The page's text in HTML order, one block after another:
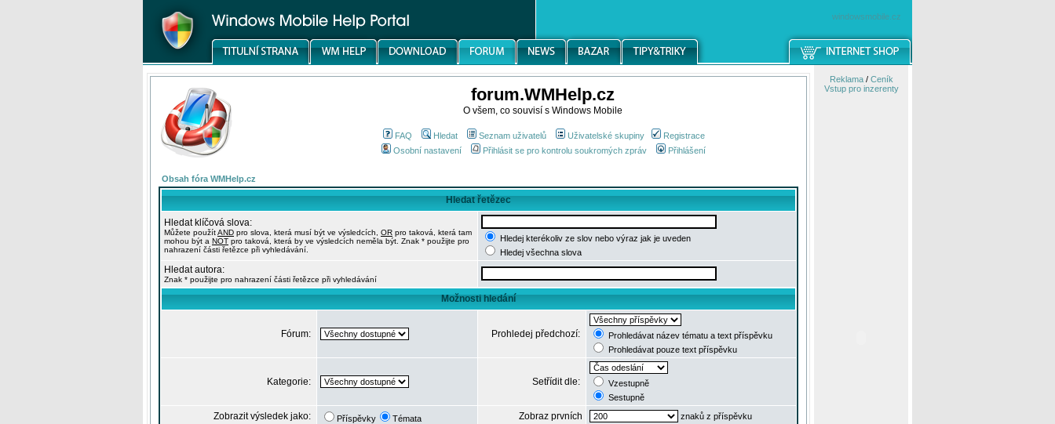
windowsmobile.cz
forum.WMHelp.cz
O všem, co souvisí s Windows Mobile
FAQ Hledat Seznam uživatelů Uživatelské skupiny
Registrace
Osobní nastavení
Přihlásit se pro kontrolu soukromých zpráv Přihlášení
Obsah fóra WMHelp.cz
Hledat řetězec
Hledat klíčová slova:
Můžete použítAND pro slova, která musí být ve výsledcích, OR pro taková, která tam
mohou být a NOT pro taková, která by ve výsledcích neměla být. Znak * použijte pro
nahrazení části řetězce při vyhledávání.
Hledej kterékoliv ze slov nebo výraz jak je uveden
Hledej všechna slova
Hledat autora:
Znak * použijte pro nahrazení části řetězce při vyhledávání
Možnosti hledání
Fórum: Prohledej předchozí:
Prohledávat název tématu a text příspěvku
Prohledávat pouze text příspěvku
Kategorie: Setřídit dle:
Vzestupně
Sestupně
Zobrazit výsledek jako: Příspěvky Témata Zobraz prvních znaků z příspěvku
Reklama/ Ceník
Vstup pro inzerenty